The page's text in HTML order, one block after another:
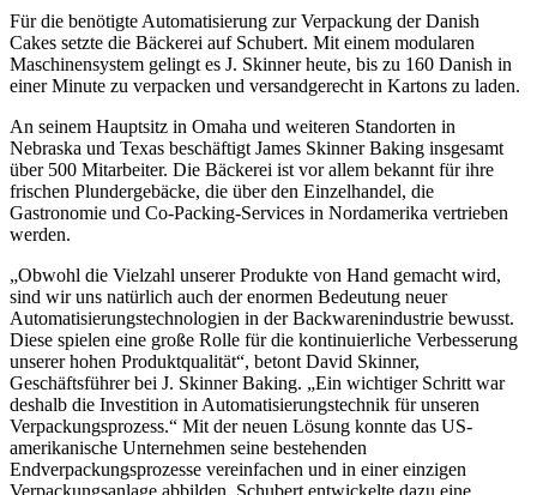
Für die benötigte Automatisierung zur Verpackung der Danish
Cakes setzte die Bäckerei auf Schubert. Mit einem modularen
Maschinensystem gelingt es J. Skinner heute, bis zu 160 Danish in
einer Minute zu verpacken und versandgerecht in Kartons zu laden.
An seinem Hauptsitz in Omaha und weiteren Standorten in
Nebraska und Texas beschäftigt James Skinner Baking insgesamt
über 500 Mitarbeiter. Die Bäckerei ist vor allem bekannt für ihre
frischen Plundergebäcke, die über den Einzelhandel, die
Gastronomie und Co-Packing-Services in Nordamerika vertrieben
werden.
„Obwohl die Vielzahl unserer Produkte von Hand gemacht wird,
sind wir uns natürlich auch der enormen Bedeutung neuer
Automatisierungstechnologien in der Backwarenindustrie bewusst.
Diese spielen eine große Rolle für die kontinuierliche Verbesserung
unserer hohen Produktqualität“, betont David Skinner,
Geschäftsführer bei J. Skinner Baking. „Ein wichtiger Schritt war
deshalb die Investition in Automatisierungstechnik für unseren
Verpackungsprozess.“ Mit der neuen Lösung konnte das US-
amerikanische Unternehmen seine bestehenden
Endverpackungsprozesse vereinfachen und in einer einzigen
Verpackungsanlage abbilden. Schubert entwickelte dazu eine